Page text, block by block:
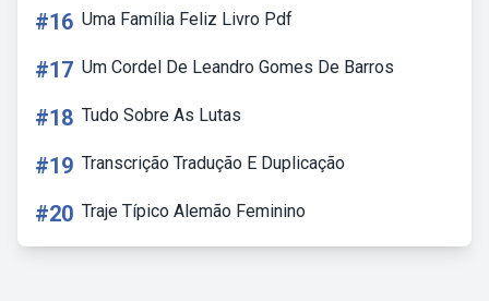
#16 Uma Família Feliz Livro Pdf
#17 Um Cordel De Leandro Gomes De Barros
#18 Tudo Sobre As Lutas
#19 Transcrição Tradução E Duplicação
#20 Traje Típico Alemão Feminino